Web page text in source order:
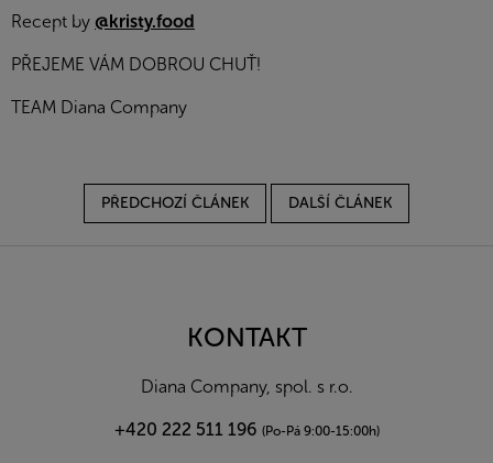
Recept by @kristy.food
PŘEJEME VÁM DOBROU CHUŤ!
TEAM Diana Company
PŘEDCHOZÍ ČLÁNEK DALŠÍ ČLÁNEK
KONTAKT
Diana Company, spol. s r.o.
+420 222 511 196 (Po-Pá 9:00-15:00h)